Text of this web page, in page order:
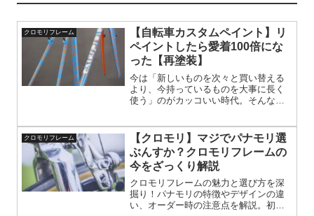
クロモリフレーム
【自転車カスタムペイント】リ
ペイントしたら愛着100倍にな
った【再塗装】
今は「新しいものを次々と買い替える
より、今持っているものを大事に長く
使う」のがカッコいい時代。そんな流
買うときって、大抵は「2色から選べ」
みたいに、面白みのない決められた選
択肢しかないでしょ？だったら、自分
の愛車を好きな色に塗り替えてあげる
ほうが断然イケてる。結論、新車なん
ていらない。
クロモリフレーム
【クロモリ】マジでパナモリ選
ぶんすか？クロモリフレームの
今をざっくり解説
クロモリフレームの魅力と選び方を深
掘り！パナモリの特徴やデザインの違
い、オーダー時の注意点を解説。初心